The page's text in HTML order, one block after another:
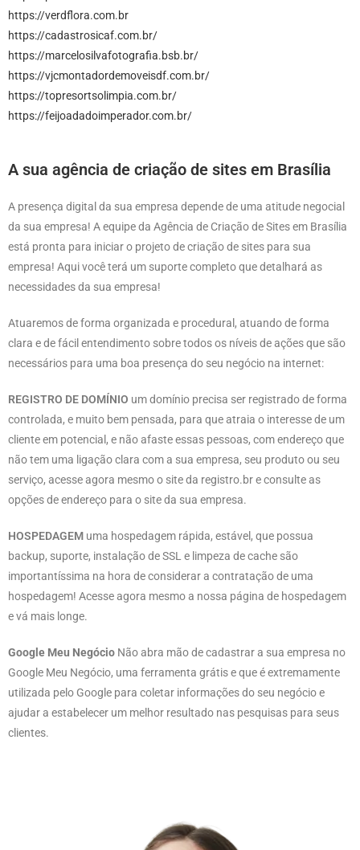
https://verdflora.com.br
https://cadastrosicaf.com.br/
https://marcelosilvafotografia.bsb.br/
https://vjcmontadordemoveisdf.com.br/
https://topresortsolimpia.com.br/
https://feijoadadoimperador.com.br/
A sua agência de criação de sites em Brasília
A presença digital da sua empresa depende de uma atitude negocial
da sua empresa! A equipe da Agência de Criação de Sites em Brasília
está pronta para iniciar o projeto de criação de sites para sua
empresa! Aqui você terá um suporte completo que detalhará as
necessidades da sua empresa!
Atuaremos de forma organizada e procedural, atuando de forma
clara e de fácil entendimento sobre todos os níveis de ações que são
necessários para uma boa presença do seu negócio na internet:
REGISTRO DE DOMÍNIO um domínio precisa ser registrado de forma
controlada, e muito bem pensada, para que atraia o interesse de um
cliente em potencial, e não afaste essas pessoas, com endereço que
não tem uma ligação clara com a sua empresa, seu produto ou seu
serviço, acesse agora mesmo o site da registro.br e consulte as
opções de endereço para o site da sua empresa.
HOSPEDAGEM uma hospedagem rápida, estável, que possua
backup, suporte, instalação de SSL e limpeza de cache são
importantíssima na hora de considerar a contratação de uma
hospedagem! Acesse agora mesmo a nossa página de hospedagem
e vá mais longe.
Google Meu Negócio Não abra mão de cadastrar a sua empresa no
Google Meu Negócio, uma ferramenta grátis e que é extremamente
utilizada pelo Google para coletar informações do seu negócio e
ajudar a estabelecer um melhor resultado nas pesquisas para seus
clientes.